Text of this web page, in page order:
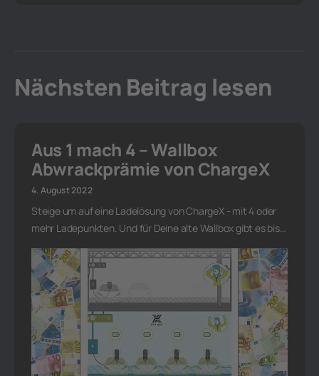
Nächsten Beitrag lesen
Aus 1 mach 4 – Wallbox
Abwrackprämie von ChargeX
4. August 2022
Steige um auf eine Ladelösung von ChargeX - mit 4 oder
mehr Ladepunkten. Und für Deine alte Wallbox gibt es bis…